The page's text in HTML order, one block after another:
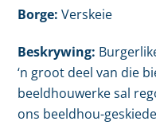
Borge: Verskeie
Beskrywing:
‘n groot deel van die
beeldhouwerke sal
ons beeldhou-